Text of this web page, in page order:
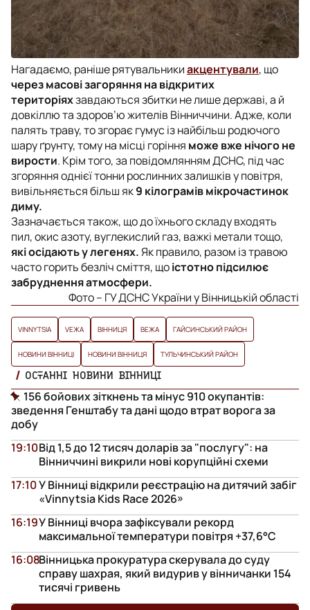
Нагадаємо, раніше рятувальникиакцентували, що
через масові загоряння на відкритих
територіяхзавдаються збитки не лише державі, а й
довкіллю та здоров’ю жителів Вінниччини. Адже, коли
палять траву, то згорає гумус із найбільш родючого
шару ґрунту, тому на місці горіння може вже нічого не
вирости. Крім того, за повідомлянням ДСНС, під час
згоряння однієї тонни рослинних залишків у повітря,
вивільняється більш як9 кілограмів мікрочастинок
диму.
Зазначається також, що до їхнього складу входять
пил, окис азоту, вуглекислий газ, важкі метали тощо,
які осідають у легенях.Як правило, разом із травою
часто горить безліч сміття, щоістотно підсилює
забруднення атмосфери.
Фото – ГУ ДСНС України у Вінницькій області
VINNYTSIA VЕЖА ВІННИЦЯ ВЕЖА ГАЙСИНСЬКИЙ РАЙОН
НОВИНИ ВІННИЦІ НОВИНИ ВІННИЦЯ ТУЛЬЧИНСЬКИЙ РАЙОН
ОСТАННІ НОВИНИ ВІННИЦІ
156 бойових зіткнень та мінус 910 окупантів:
зведення Генштабу та дані щодо втрат ворога за
добу
Від 1,5 до 12 тисяч доларів за "послугу": на
Вінниччині викрили нові корупційні схеми
19:10
У Вінниці відкрили реєстрацію на дитячий забіг
«Vinnytsia Kids Race 2026»
17:10
У Вінниці вчора зафіксували рекорд
максимальної температури повітря +37,6°С
16:19
Вінницька прокуратура скерувала до суду
справу шахрая, який видурив у вінничанки 154
тисячі гривень
16:08